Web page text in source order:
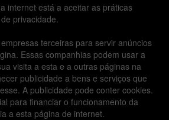
internet está a aceitar as práticas
privacidade.
terceiras para servir anúncios
Essas companhias podem usar a
visita a esta e a outras páginas na
publicidade a bens e serviços que
A publicidade pode conter cookies.
para financiar o funcionamento da
a esta página de internet.